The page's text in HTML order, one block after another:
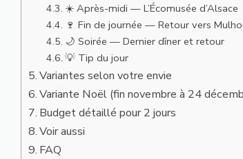
☀️ Après-midi — L’Écomusée d’Alsace
🍷 Fin de journée — Retour vers
🌙 Soirée — Dernier dîner et retour
💡 Tip du jour
Variantes selon votre envie
Variante Noël (fin novembre à 24
Budget détaillé pour 2 jours
Voir aussi
FAQ